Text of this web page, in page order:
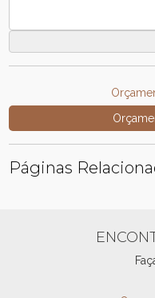
Páginas